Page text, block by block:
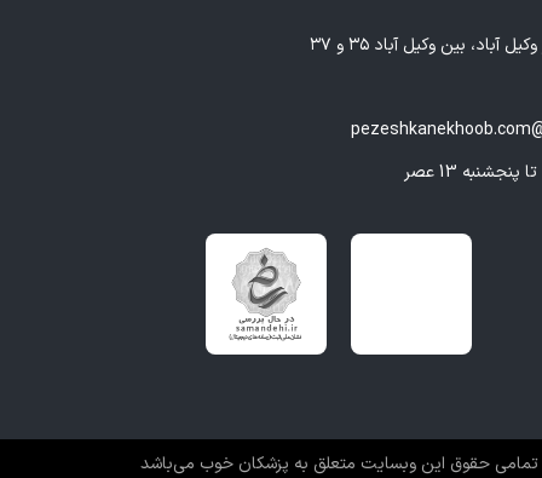
آباد، بین وکیل آباد ۳۵ و ۳۷
تمامی حقوق این وبسایت متعلق به پزشکان خوب می‌باشد